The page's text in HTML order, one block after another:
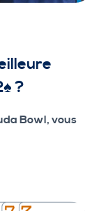
?
Bowl, vous